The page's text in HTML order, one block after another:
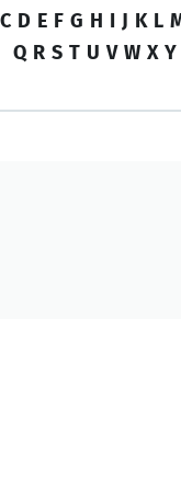
C D E F G H I J K L
Q R S T U V W X Y